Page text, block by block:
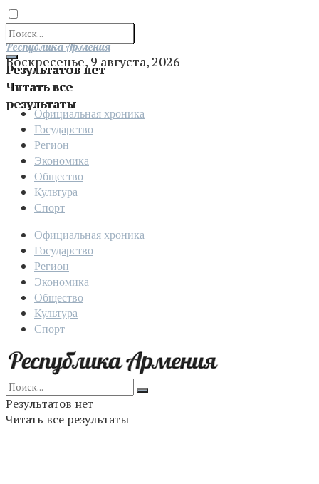
Результатов нет
Читать все
результаты
Отправить
Республика Армения
Воскресенье, 9 августа, 2026
Официальная хроника
Государство
Регион
Экономика
Общество
Культура
Спорт
Официальная хроника
Государство
Регион
Экономика
Общество
Культура
Спорт
Результатов нет
Читать все результаты